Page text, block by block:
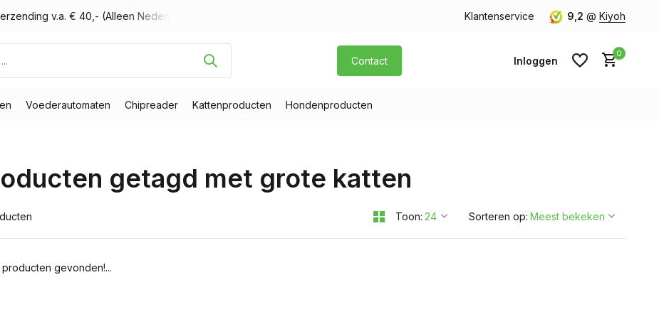
v.a. € 40,- (Alleen Nederland) Gratis verzending v.a. € 40,- (Alleen Nederland)
Klantenservice 9,2 @ Kiyoh
Contact Inloggen
0
Voederautomaten Chipreader Kattenproducten Hondenproducten
getagd met grote katten
Toon: Sorteren op:
producten gevonden!...